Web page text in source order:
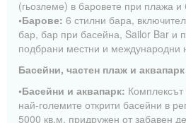
(гьозлеме) в баровете при плажа и
•Барове: 6 стилни бара,
бар, бар при басейна, Sailor Bar и
подбрани местни и международни
Басейни, частен плаж и аквапарк
•Басейни и аквапарк: Комплексът
най-големите открити басейни в
5000 кв.м, придружен от забавен